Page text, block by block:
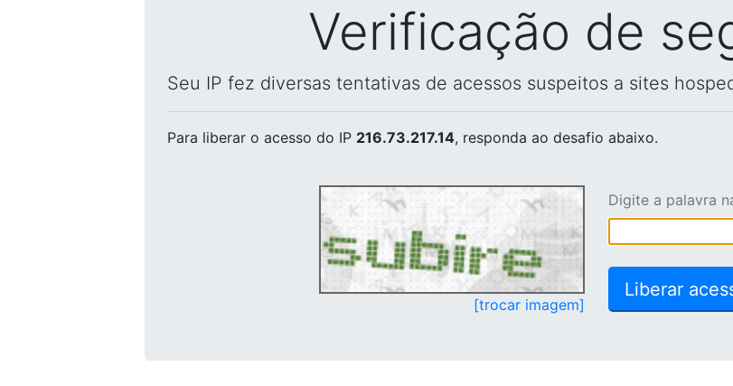
Verificação de
Seu IP fez diversas tentativas de acessos suspeitos a sites
Para liberar o acesso do IP 216.73.217.14, responda ao desafio abaixo.
[trocar imagem]
Digite a palavra